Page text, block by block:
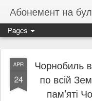
Абонемент на
Pages
APR
24
Чорнобиль в
по всій
пам’яті